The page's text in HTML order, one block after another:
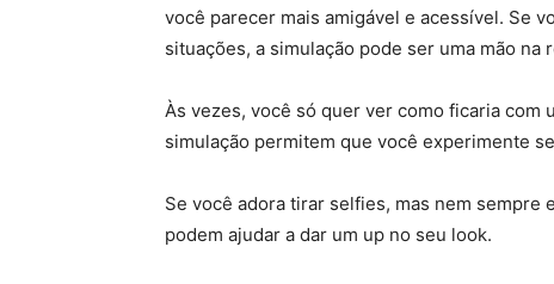
você parecer mais amigável e acessível. Se
situações, a simulação pode ser uma mão na
Às vezes, você só quer ver como ficaria
simulação permitem que você experimente
Se você adora tirar selfies, mas nem sempre
podem ajudar a dar um up no seu look.